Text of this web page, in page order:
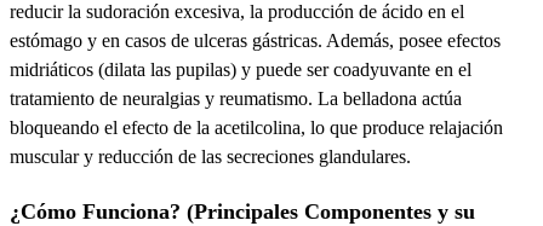
reducir la sudoración excesiva, la producción de ácido en el
estómago y en casos de ulceras gástricas. Además, posee efectos
midriáticos (dilata las pupilas) y puede ser coadyuvante en el
tratamiento de neuralgias y reumatismo. La belladona actúa
bloqueando el efecto de la acetilcolina, lo que produce relajación
musculary reducción de las secreciones glandulares.
¿Cómo Funciona? (Principales Componentes y su